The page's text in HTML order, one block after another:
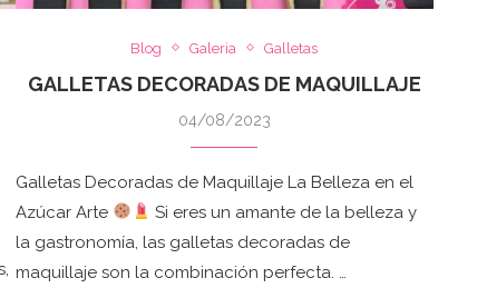
Blog Galeria Galletas
GALLETAS DECORADAS DE MAQUILLAJE
04/08/2023
Galletas Decoradas de Maquillaje La Belleza en el
Azúcar Arte
Si eres un amante de la belleza y
la gastronomía, las galletas decoradas de
maquillaje son la combinación perfecta. …